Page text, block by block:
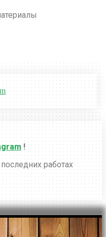
!
работах